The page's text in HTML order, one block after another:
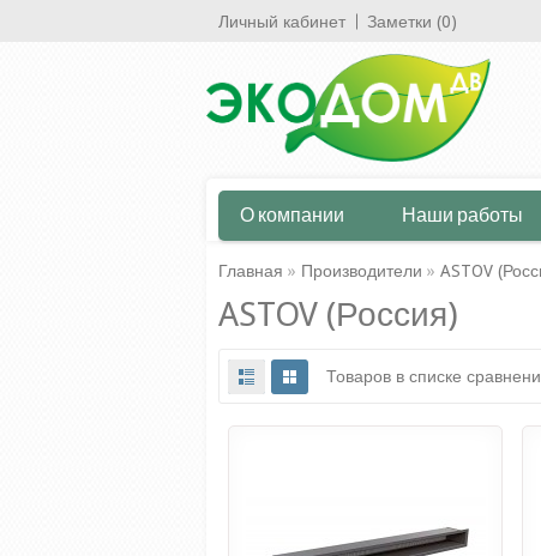
Личный кабинет Заметки (0)
О компании Наши работы
Главная » Производители » ASTOV
ASTOV (Россия)
Товаров в списке